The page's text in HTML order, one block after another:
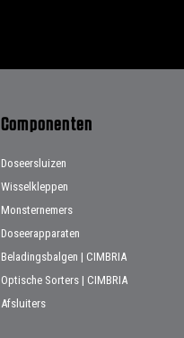
Componenten
Doseersluizen
Wisselkleppen
Monsternemers
Doseerapparaten
Beladingsbalgen | CIMBRIA
Optische Sorters | CIMBRIA
Afsluiters